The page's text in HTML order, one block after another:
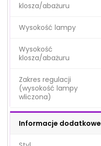
klosza/abażuru
Wysokość lampy
Wysokość
klosza/abażuru
Zakres regulacji
(wysokość lampy
wliczona)
Informacje dodatkowe